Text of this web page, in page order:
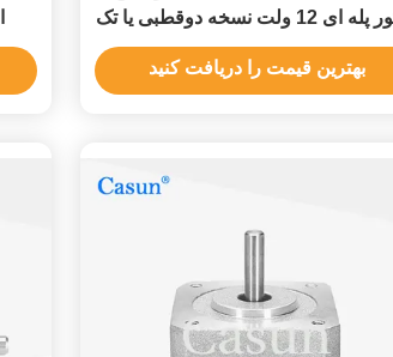
موتور پله ای 12 ولت نسخه دوقطبی یا تک
قطبی
بهترین قیمت را دریافت کنید